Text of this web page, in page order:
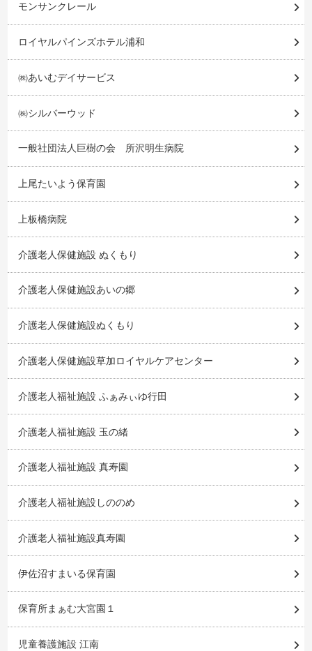
モンサンクレール
ロイヤルパインズホテル浦和
㈱あいむデイサービス
㈱シルバーウッド
一般社団法人巨樹の会 所沢明生病院
上尾たいよう保育園
上板橋病院
介護老人保健施設 ぬくもり
介護老人保健施設あいの郷
介護老人保健施設ぬくもり
介護老人保健施設草加ロイヤルケアセンター
介護老人福祉施設 ふぁみぃゆ行田
介護老人福祉施設 玉の緒
介護老人福祉施設 真寿園
介護老人福祉施設しののめ
介護老人福祉施設真寿園
伊佐沼すまいる保育園
保育所まぁむ大宮園１
児童養護施設 江南